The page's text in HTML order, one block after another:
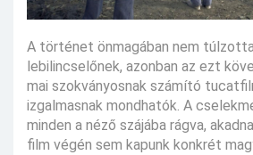
A történet önmagában nem
lebilincselőnek, azonban az ezt
mai szokványosnak számító
izgalmasnak mondhatók. A
minden a néző szájába rágva,
film végén sem kapunk konkrét